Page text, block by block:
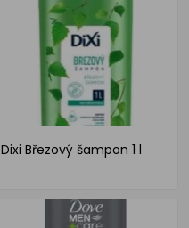
Dixi Březový šampon 1 l